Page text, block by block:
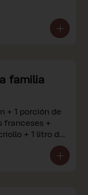
expresados en
de ley y
familia
+ 1 porción de
franceses +
+ 1 litro de
expresados en